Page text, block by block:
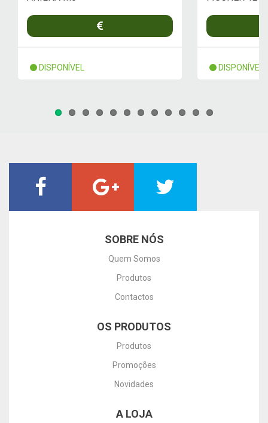
DISPONÍVEL DISPONÍVEL
SOBRE NÓS
Quem Somos
Produtos
Contactos
OS PRODUTOS
Produtos
Promoções
Novidades
A LOJA